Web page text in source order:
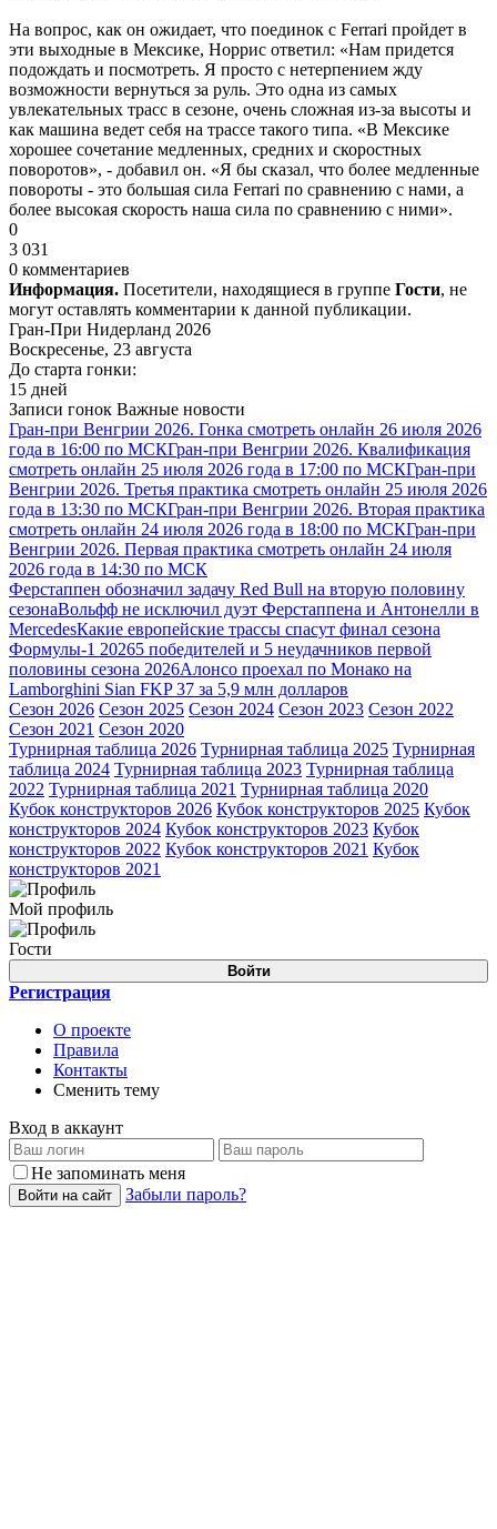
На вопрос, как он ожидает, что поединок с Ferrari пройдет в
эти выходные в Мексике, Норрис ответил: «Нам придется
подождать и посмотреть. Я просто с нетерпением жду
возможности вернуться за руль. Это одна из самых
увлекательных трасс в сезоне, очень сложная из-за высоты и
как машина ведет себя на трассе такого типа. «В Мексике
хорошее сочетание медленных, средних и скоростных
поворотов», - добавил он. «Я бы сказал, что более медленные
повороты - это большая сила Ferrari по сравнению с нами, а
более высокая скорость наша сила по сравнению с ними».
0
3 031
0 комментариев
Информация. Посетители, находящиеся в группе Гости, не
могут оставлять комментарии к данной публикации.
Гран-При Нидерланд 2026
Воскресенье, 23 августа
До старта гонки:
15 дней
Записи гонок Важные новости
Гран-при Венгрии 2026. Гонка смотреть онлайн 26 июля 2026
года в 16:00 по МСКГран-при Венгрии 2026. Квалификация
смотреть онлайн 25 июля 2026 года в 17:00 по МСКГран-при
Венгрии 2026. Третья практика смотреть онлайн 25 июля 2026
года в 13:30 по МСКГран-при Венгрии 2026. Вторая практика
смотреть онлайн 24 июля 2026 года в 18:00 по МСКГран-при
Венгрии 2026. Первая практика смотреть онлайн 24 июля
2026 года в 14:30 по МСК
Ферстаппен обозначил задачу Red Bull на вторую половину
сезонаВольфф не исключил дуэт Ферстаппена и Антонелли в
MercedesКакие европейские трассы спасут финал сезона
Формулы-1 20265 победителей и 5 неудачников первой
половины сезона 2026Алонсо проехал по Монако на
Lamborghini Sian FKP 37 за 5,9 млн долларов
Сезон 2026 Сезон 2025 Сезон 2024 Сезон 2023 Сезон 2022
Сезон 2021 Сезон 2020
Турнирная таблица 2026 Турнирная таблица 2025 Турнирная
таблица 2024 Турнирная таблица 2023 Турнирная таблица
2022 Турнирная таблица 2021 Турнирная таблица 2020
Кубок конструкторов 2026 Кубок конструкторов 2025 Кубок
конструкторов 2024 Кубок конструкторов 2023 Кубок
конструкторов 2022 Кубок конструкторов 2021 Кубок
конструкторов 2021
Мой профиль
Гости
Войти
Регистрация
О проекте
Правила
Контакты
Сменить тему
Вход в аккаунт
Не запоминать меня
Войти на сайт Забыли пароль?